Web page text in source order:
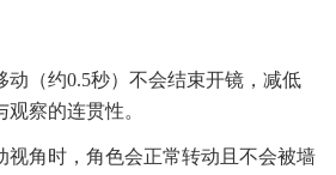
（约0.5秒）不会结束开镜，减低
察的连贯性。
角时，角色会正常转动且不会被墙